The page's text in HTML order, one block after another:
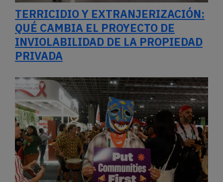
TERRICIDIO Y EXTRANJERIZACIÓN:
QUÉ CAMBIA EL PROYECTO DE
INVIOLABILIDAD DE LA PROPIEDAD
PRIVADA